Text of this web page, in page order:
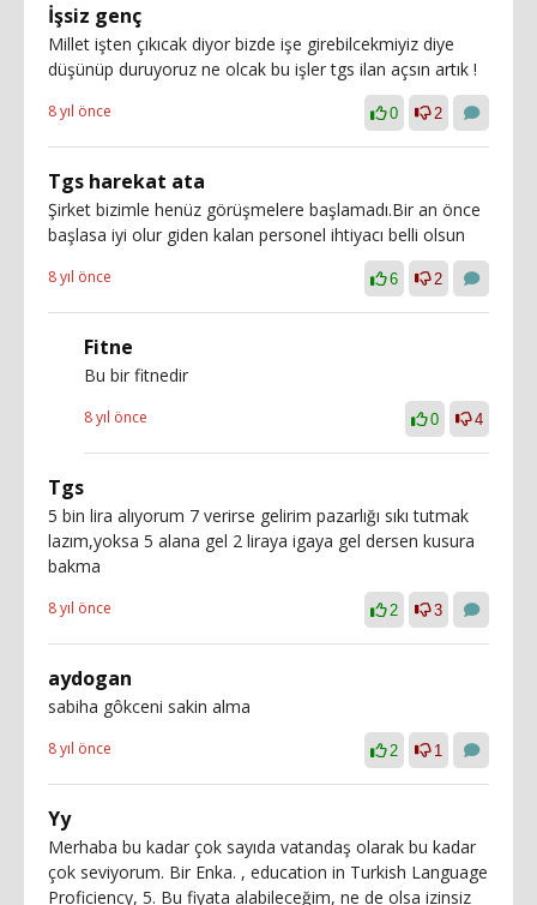
İşsiz genç
Millet işten çıkıcak diyor bizde işe girebilcekmiyiz diye
düşünüp duruyoruz ne olcak bu işler tgs ilan açsın artık !
8 yıl önce 0 2
Tgs harekat ata
Şirket bizimle henüz görüşmelere başlamadı.Bir an önce
başlasa iyi olur giden kalan personel ihtiyacı belli olsun
8 yıl önce 6 2
Fitne
Bu bir fitnedir
8 yıl önce 0 4
Tgs
5 bin lira alıyorum 7 verirse gelirim pazarlığı sıkı tutmak
lazım,yoksa 5 alana gel 2 liraya igaya gel dersen kusura
bakma
8 yıl önce 2 3
aydogan
sabiha gôkceni sakin alma
8 yıl önce 2 1
Yy
Merhaba bu kadar çok sayıda vatandaş olarak bu kadar
çok seviyorum. Bir Enka. , education in Turkish Language
Proficiency, 5. Bu fiyata alabileceğim, ne de olsa izinsiz